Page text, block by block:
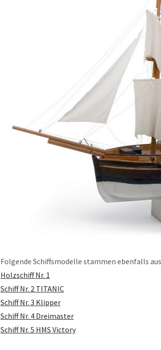
Folgende Schiffsmodelle stammen ebenfalls
Holzschiff Nr. 1
Schiff Nr. 2 TITANIC
Schiff Nr. 3 Klipper
Schiff Nr. 4 Dreimaster
Schiff Nr. 5 HMS Victory